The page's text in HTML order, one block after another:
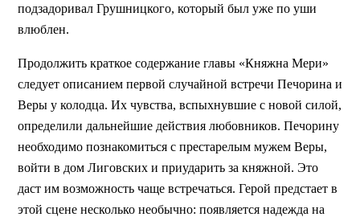
подзадоривал Грушницкого, который был уже по уши
влюблен.
Продолжить краткое содержание главы «Княжна Мери»
следует описанием первой случайной встречи Печорина и
Веры у колодца. Их чувства, вспыхнувшие с новой силой,
определили дальнейшие действия любовников. Печорину
необходимо познакомиться с престарелым мужем Веры,
войти в дом Лиговских и приударить за княжной. Это
даст им возможность чаще встречаться. Герой предстает в
этой сцене несколько необычно: появляется надежда на